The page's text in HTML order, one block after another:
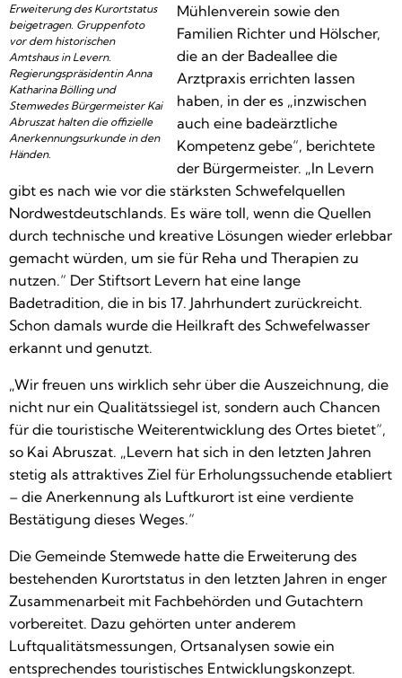
Erweiterung des Kurortstatus
beigetragen. Gruppenfoto
vor dem historischen
Amtshaus in Levern.
Regierungspräsidentin Anna
Katharina Bölling und
Stemwedes Bürgermeister Kai
Abruszat halten die offizielle
Anerkennungsurkunde in den
Händen.
Mühlenverein sowie den
Familien Richter und Hölscher,
die an der Badeallee die
Arztpraxis errichten lassen
haben, in der es „inzwischen
auch eine badeärztliche
Kompetenz gebe“, berichtete
der Bürgermeister. „In Levern
gibt es nach wie vor die stärksten Schwefelquellen
Nordwestdeutschlands. Es wäre toll, wenn die Quellen
durch technische und kreative Lösungen wieder erlebbar
gemacht würden, um sie für Reha und Therapien zu
nutzen.“ Der Stiftsort Levern hat eine lange
Badetradition, die in bis 17. Jahrhundert zurückreicht.
Schon damals wurde die Heilkraft des Schwefelwasser
erkannt und genutzt.
„Wir freuen uns wirklich sehr über die Auszeichnung, die
nicht nur ein Qualitätssiegel ist, sondern auch Chancen
für die touristische Weiterentwicklung des Ortes bietet“,
so Kai Abruszat. „Levern hat sich in den letzten Jahren
stetig als attraktives Ziel für Erholungssuchende etabliert
– die Anerkennung als Luftkurort ist eine verdiente
Bestätigung dieses Weges.“
Die Gemeinde Stemwede hatte die Erweiterung des
bestehenden Kurortstatus in den letzten Jahren in enger
Zusammenarbeit mit Fachbehörden und Gutachtern
vorbereitet. Dazu gehörten unter anderem
Luftqualitätsmessungen, Ortsanalysen sowie ein
entsprechendes touristisches Entwicklungskonzept.